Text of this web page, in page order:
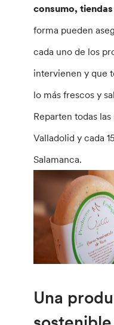
consumo,
forma pueden
cada uno de los
intervienen y que
lo más frescos y
Reparten todas
Valladolid y cada
Salamanca.
Una